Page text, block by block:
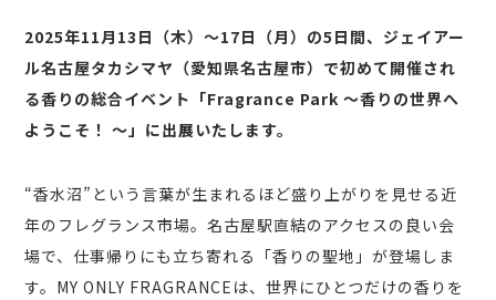
2025年11月13日（木）〜17日（月）の5日間、ジェイアー
ル名古屋タカシマヤ（愛知県名古屋市）で初めて開催され
る香りの総合イベント「Fragrance Park ～香りの世界へ
ようこそ！ ～」に出展いたします。
“香水沼”という言葉が生まれるほど盛り上がりを見せる近
年のフレグランス市場。名古屋駅直結のアクセスの良い会
場で、仕事帰りにも立ち寄れる「香りの聖地」が登場しま
す。MY ONLY FRAGRANCEは、世界にひとつだけの香りを